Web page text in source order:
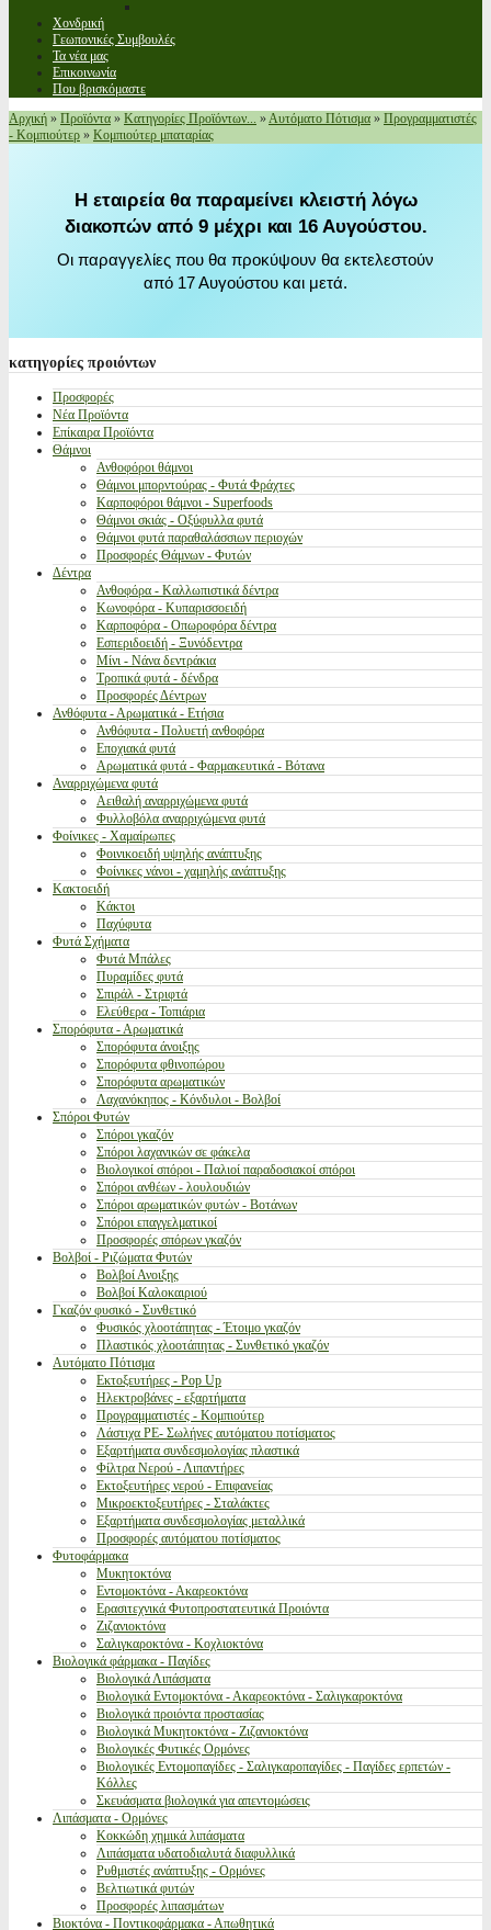
Χονδρική
Γεωπονικές Συμβουλές
Τα νέα μας
Επικοινωνία
Που βρισκόμαστε
Αρχική » Προϊόντα » Κατηγορίες Προϊόντων... »Αυτόματο Πότισμα » Προγραμματιστές
- Κομπιούτερ » Κομπιούτερ μπαταρίας
Η εταιρεία θα παραμείνει κλειστή λόγω
διακοπών από 9 μέχρι και 16 Αυγούστου.
Οι παραγγελίες που θα προκύψουν θα εκτελεστούν
από 17 Αυγούστου και μετά.
κατηγορίες προιόντων
Προσφορές
Νέα Προϊόντα
Επίκαιρα Προϊόντα
Θάμνοι
Ανθοφόροι θάμνοι
Θάμνοι μπορντούρας - Φυτά Φράχτες
Καρποφόροι θάμνοι - Superfoods
Θάμνοι σκιάς - Οξύφυλλα φυτά
Θάμνοι φυτά παραθαλάσσιων περιοχών
Προσφορές Θάμνων - Φυτών
Δέντρα
Ανθοφόρα - Καλλωπιστικά δέντρα
Κωνοφόρα - Κυπαρισσοειδή
Καρποφόρα - Οπωροφόρα δέντρα
Εσπεριδοειδή - Ξυνόδεντρα
Μίνι - Νάνα δεντράκια
Τροπικά φυτά - δένδρα
Προσφορές Δέντρων
Ανθόφυτα - Αρωματικά - Ετήσια
Ανθόφυτα - Πολυετή ανθοφόρα
Εποχιακά φυτά
Αρωματικά φυτά - Φαρμακευτικά - Βότανα
Αναρριχώμενα φυτά
Αειθαλή αναρριχώμενα φυτά
Φυλλοβόλα αναρριχώμενα φυτά
Φοίνικες - Χαμαίρωπες
Φοινικοειδή υψηλής ανάπτυξης
Φοίνικες νάνοι - χαμηλής ανάπτυξης
Κακτοειδή
Κάκτοι
Παχύφυτα
Φυτά Σχήματα
Φυτά Μπάλες
Πυραμίδες φυτά
Σπιράλ - Στριφτά
Ελεύθερα - Τοπιάρια
Σπορόφυτα - Αρωματικά
Σπορόφυτα άνοιξης
Σπορόφυτα φθινοπώρου
Σπορόφυτα αρωματικών
Λαχανόκηπος - Κόνδυλοι - Βολβοί
Σπόροι Φυτών
Σπόροι γκαζόν
Σπόροι λαχανικών σε φάκελα
Βιολογικοί σπόροι - Παλιοί παραδοσιακοί σπόροι
Σπόροι ανθέων - λουλουδιών
Σπόροι αρωματικών φυτών - Βοτάνων
Σπόροι επαγγελματικοί
Προσφορές σπόρων γκαζόν
Βολβοί - Ριζώματα Φυτών
Βολβοί Ανοιξης
Βολβοί Καλοκαιριού
Γκαζόν φυσικό - Συνθετικό
Φυσικός χλοοτάπητας - Έτοιμο γκαζόν
Πλαστικός χλοοτάπητας - Συνθετικό γκαζόν
Αυτόματο Πότισμα
Εκτοξευτήρες - Pop Up
Ηλεκτροβάνες - εξαρτήματα
Προγραμματιστές - Κομπιούτερ
Λάστιχα PE- Σωλήνες αυτόματου ποτίσματος
Εξαρτήματα συνδεσμολογίας πλαστικά
Φίλτρα Νερού - Λιπαντήρες
Εκτοξευτήρες νερού - Επιφανείας
Μικροεκτοξευτήρες - Σταλάκτες
Εξαρτήματα συνδεσμολογίας μεταλλικά
Προσφορές αυτόματου ποτίσματος
Φυτοφάρμακα
Μυκητοκτόνα
Εντομοκτόνα - Ακαρεοκτόνα
Ερασιτεχνικά Φυτοπροστατευτικά Προιόντα
Ζιζανιοκτόνα
Σαλιγκαροκτόνα - Κοχλιοκτόνα
Βιολογικά φάρμακα - Παγίδες
Βιολογικά Λιπάσματα
Βιολογικά Εντομοκτόνα - Ακαρεοκτόνα - Σαλιγκαροκτόνα
Βιολογικά προιόντα προστασίας
Βιολογικά Μυκητοκτόνα - Ζιζανιοκτόνα
Βιολογικές Φυτικές Ορμόνες
Βιολογικές Εντομοπαγίδες - Σαλιγκαροπαγίδες - Παγίδες ερπετών -
Κόλλες
Σκευάσματα βιολογικά για απεντομώσεις
Λιπάσματα - Ορμόνες
Κοκκώδη χημικά λιπάσματα
Λιπάσματα υδατοδιαλυτά διαφυλλικά
Ρυθμιστές ανάπτυξης - Ορμόνες
Βελτιωτικά φυτών
Προσφορές λιπασμάτων
Βιοκτόνα - Ποντικοφάρμακα - Απωθητικά